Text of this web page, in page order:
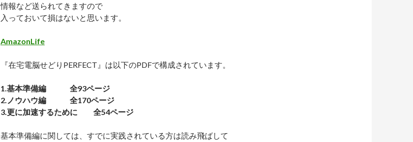
情報など送られてきますので
入っておいて損はないと思います。
AmazonLife
『在宅電脳せどりPERFECT』は以下のPDFで構成されています。
1.基本準備編 全93ページ
2.ノウハウ編 全170ページ
3.更に加速するために 全54ページ
基本準備編に関しては、すでに実践されている方は読み飛ばして